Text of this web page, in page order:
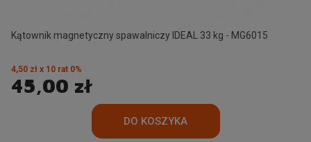
Kątownik magnetyczny spawalniczy IDEAL 33 kg - MG6015
45,00 zł
4,50 zł x 10 rat 0%